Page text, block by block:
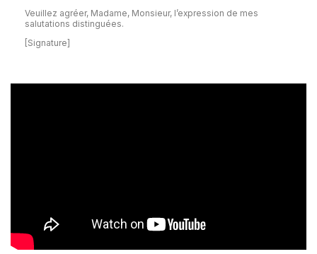
Veuillez agréer, Madame, Monsieur, l’expression de mes
salutations distinguées.
[Signature]